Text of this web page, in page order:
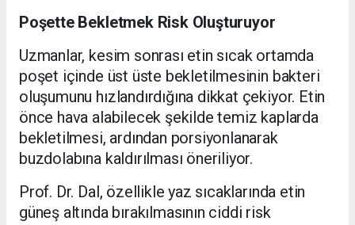
Poşette Bekletmek Risk Oluşturuyor
Uzmanlar, kesim sonrası etin sıcak ortamda
poşet içinde üst üste bekletilmesinin bakteri
oluşumunu hızlandırdığına dikkat çekiyor. Etin
önce hava alabilecek şekilde temiz kaplarda
bekletilmesi, ardından porsiyonlanarak
buzdolabına kaldırılması öneriliyor.
Prof. Dr. Dal, özellikle yaz sıcaklarında etin
güneş altında bırakılmasının ciddi risk